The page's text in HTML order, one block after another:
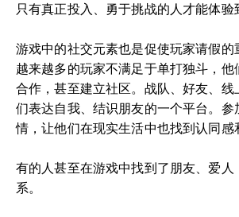
只有真正投入、勇于挑战的人才能体验
游戏中的社交元素也是促使玩家请假的
越来越多的玩家不满足于单打独斗，他
合作，甚至建立社区。战队、好友、线
们表达自我、结识朋友的一个平台。参
情，让他们在现实生活中也找到认同感
有的人甚至在游戏中找到了朋友、爱人
系。